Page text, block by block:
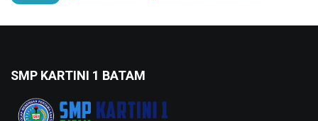
SMP KARTINI 1 BATAM